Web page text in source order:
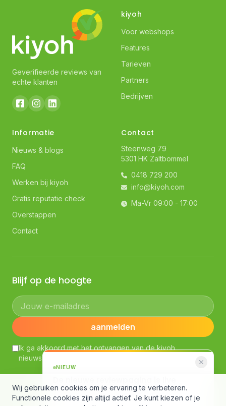
Geverifieerde reviews van
echte klanten
kiyoh
Voor webshops
Features
Tarieven
Partners
Bedrijven
Informatie
Nieuws & blogs
FAQ
Werken bij kiyoh
Gratis reputatie check
Overstappen
Contact
Contact
Steenweg 79
5301 HK Zaltbommel
0418 729 200
info@kiyoh.com
Ma-Vr 09:00 - 17:00
Blijf op de hoogte
Jouw e-mailadres
aanmelden
Ik ga akkoord met het ontvangen van de kiyoh
nieuwsbrief. Lees ons
© Kiyoh — Powered by Klantenvertellen bv
Wij gebruiken cookies om je ervaring te verbeteren.
Functionele cookies zijn altijd actief. Je kunt kiezen of je
NIEUW
AI-samenvatting, slimme filters en een
compleet nieuw design.